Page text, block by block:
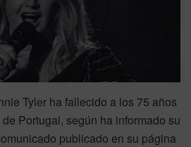
Tyler ha fallecido a los 75 años
Portugal, según ha informado su
publicado en su página